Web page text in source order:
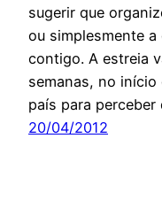
sugerir que
ou simplesmente
contigo. A estreia
semanas, no
país para
20/04/2012